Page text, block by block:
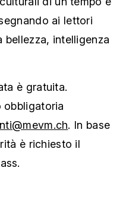
ai lettori
intelligenza
è gratuita.
obbligatoria
. In base
è richiesto il